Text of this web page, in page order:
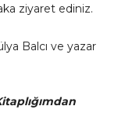
ziyaret ediniz.
Balcı ve yazar